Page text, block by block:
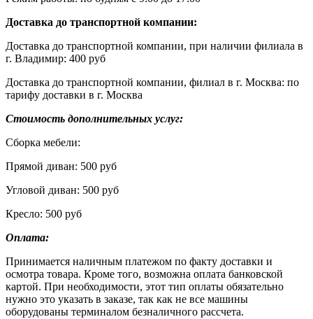
Доставка до транспортной компании:
Доставка до транспортной компании, при наличии филиала в
г. Владимир: 400 руб
Доставка до транспортной компании, филиал в г. Москва: по
тарифу доставки в г. Москва
Стоимость дополнительных услуг:
Сборка мебели:
Прямой диван: 500 руб
Угловой диван: 500 руб
Кресло: 500 руб
Оплата:
Принимается наличным платежом по факту доставки и
осмотра товара. Кроме того, возможна оплата банковской
картой. При необходимости, этот тип оплаты обязательно
нужно это указать в заказе, так как не все машины
оборудованы терминалом безналичного рассчета.